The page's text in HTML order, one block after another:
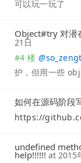
可以玩一玩了
Object#try 对潜
21日
#4 楼 @
护，但用一些
如何在源码阶段
https://
undefined
help!!!!!! at 2015